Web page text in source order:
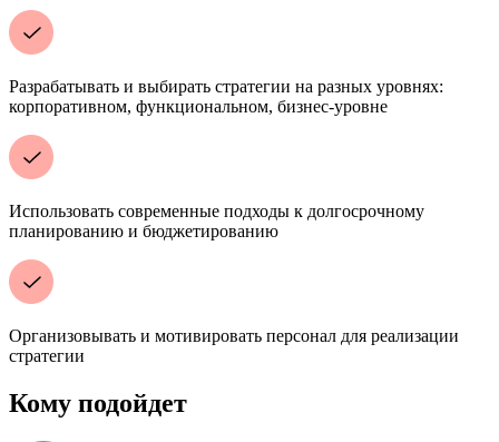
Разрабатывать и выбирать стратегии на разных уровнях:
корпоративном, функциональном, бизнес-уровне
Использовать современные подходы к долгосрочному
планированию и бюджетированию
Организовывать и мотивировать персонал для реализации
стратегии
Кому подойдет